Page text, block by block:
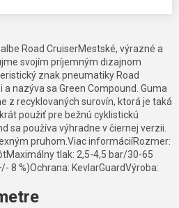
Road CruiserMestské, výrazné a
svojím príjemným dizajnom
znak pneumatiky Road
nazýva sa Green Compound. Guma
z recyklovaných surovín, ktorá je taká
použiť pre bežnú cyklistickú
sa používa výhradne v čiernej verzii.
pruhom.Viac informáciíRozmer:
tlak: 2,5-4,5 bar/30-65
8 %)Ochrana: KevlarGuardVýroba: